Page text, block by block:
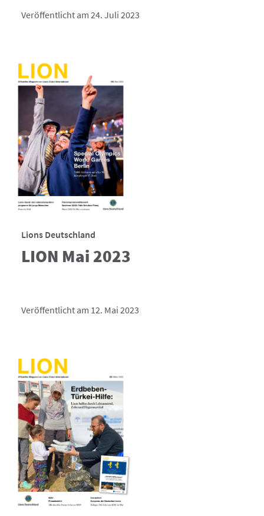
Veröffentlicht am 24. Juli 2023
Lions Deutschland
LION Mai 2023
Veröffentlicht am 12. Mai 2023